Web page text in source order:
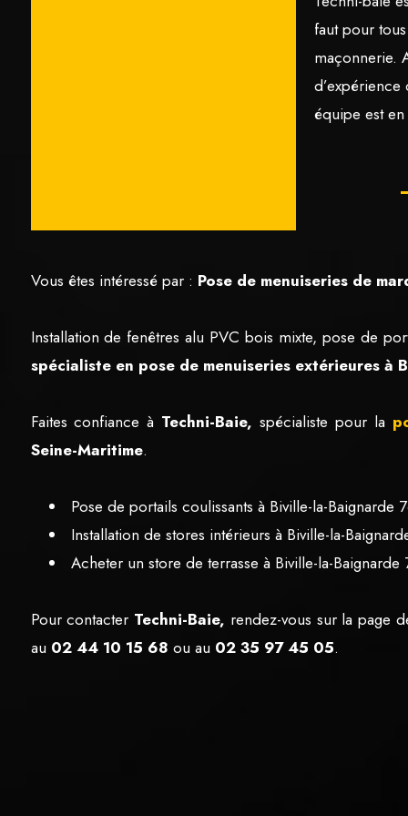
faut pour
maçonnerie.
équipe est
Vous êtes intéressé par : Pose de menuiseries de
Installation de fenêtres alu PVC bois mixte, pose de
spécialiste en pose de menuiseries extérieures à
Faites confiance à Techni-Baie,spécialiste pour la
Seine-Maritime.
Pose de portails coulissants à Biville-la-Baignarde
Installation de stores intérieurs à Biville-la-
Acheter un store de terrasse à Biville-la-Baignarde
Pour contacter Techni-Baie, rendez-vous sur la page
au 02 44 10 15 68 ou au 02 35 97 45 05.